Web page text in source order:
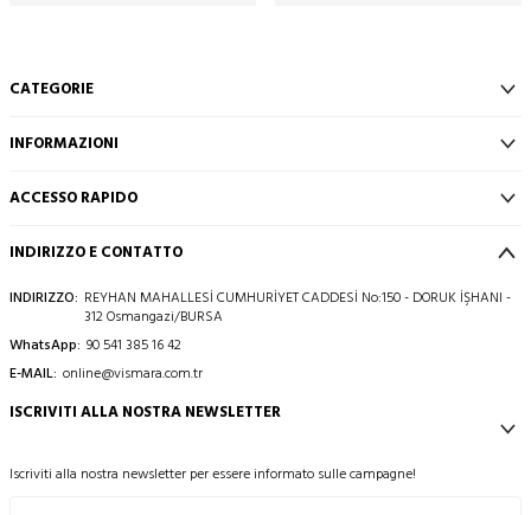
CATEGORIE
INFORMAZIONI
ACCESSO RAPIDO
INDIRIZZO E CONTATTO
INDIRIZZO: REYHAN MAHALLESİ CUMHURİYET CADDESİ No:150 - DORUK İŞHANI -
312 Osmangazi/BURSA
WhatsApp: 90 541 385 16 42
E-MAIL: online@vismara.com.tr
ISCRIVITI ALLA NOSTRA NEWSLETTER
Iscriviti alla nostra newsletter per essere informato sulle campagne!